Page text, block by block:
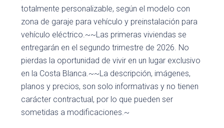
totalmente personalizable, según el modelo con
zona de garaje para vehículo y preinstalación para
vehículo eléctrico.~~Las primeras viviendas se
entregarán en el segundo trimestre de 2026. No
pierdas la oportunidad de vivir en un lugar exclusivo
en la Costa Blanca.~~La descripción, imágenes,
planos y precios, son solo informativas y no tienen
carácter contractual, por lo que pueden ser
sometidas a modificaciones.~